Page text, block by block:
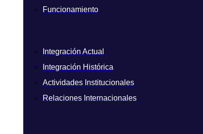
Funcionamiento
Integración Actual
Integración Histórica
Actividades Institucionales
Relaciones Internacionales